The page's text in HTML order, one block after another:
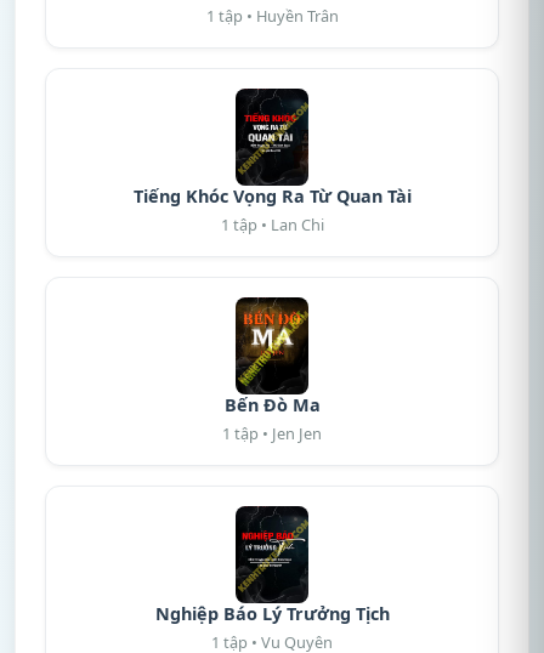
1 tập • Huyền Trân
Tiếng Khóc Vọng Ra Từ Quan Tài
1 tập • Lan Chi
Bến Đò Ma
1 tập • Jen Jen
Nghiệp Báo Lý Trưởng Tịch
1 tập • Vu Quyên